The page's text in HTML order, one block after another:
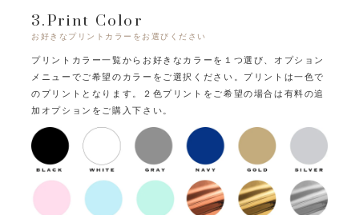
3.Print Color
お好きなプリントカラーをお選びください
プリントカラー一覧からお好きなカラーを１つ選び、オプション
メニューでご希望のカラーをご選択ください。 プリントは一色で
のプリントとなります。
２色プリントをご希望の場合は有料の追
加オプションをご購入下さい。